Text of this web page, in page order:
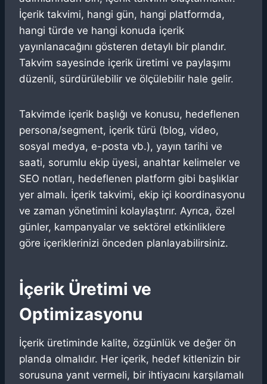
İçerik takvimi, hangi gün, hangi platformda,
hangi türde ve hangi konuda içerik
yayınlanacağını gösteren detaylı bir plandır.
Takvim sayesinde içerik üretimi ve paylaşımı
düzenli, sürdürülebilir ve ölçülebilir hale gelir.
Takvimde içerik başlığı ve konusu, hedeflenen
persona/segment, içerik türü (blog, video,
sosyal medya, e-posta vb.), yayın tarihi ve
saati, sorumlu ekip üyesi, anahtar kelimeler ve
SEO notları, hedeflenen platform gibi başlıklar
yer almalı. İçerik takvimi, ekip içi koordinasyonu
ve zaman yönetimini kolaylaştırır. Ayrıca, özel
günler, kampanyalar ve sektörel etkinliklere
göre içeriklerinizi önceden planlayabilirsiniz.
İçerik Üretimi ve
Optimizasyonu
İçerik üretiminde kalite, özgünlük ve değer ön
planda olmalıdır. Her içerik, hedef kitlenizin bir
sorusuna yanıt vermeli, bir ihtiyacını karşılamalı